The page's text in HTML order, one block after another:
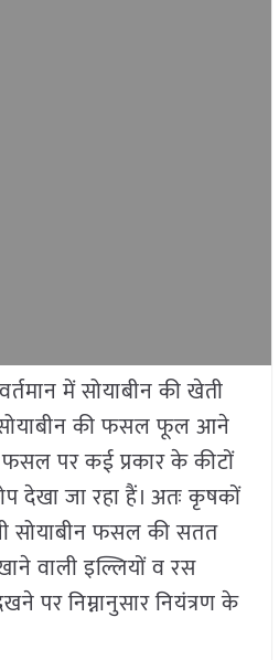
में सोयाबीन की खेती
सोयाबीन की फसल फूल आने
पर कई प्रकार के कीटों
देखा जा रहा हैं। अतः कृषकों
सोयाबीन फसल की सतत
वाली इल्लियों व रस
पर निम्नानुसार नियंत्रण के